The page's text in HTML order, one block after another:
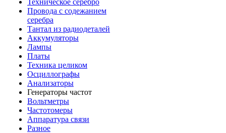
Техническое серебро
Провода с содежанием
серебра
Тантал из радиодеталей
Аккумуляторы
Лампы
Платы
Техника целиком
Осциллографы
Анализаторы
Генераторы частот
Вольтметры
Частотомеры
Аппаратура связи
Разное